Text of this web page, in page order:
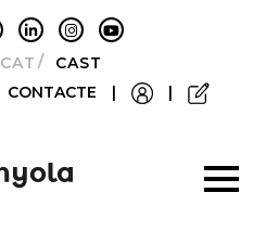
CATALÀCASTELLANO
CONTACTE | |